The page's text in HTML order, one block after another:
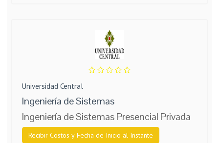
Universidad Central
Ingeniería de Sistemas
Ingeniería de Sistemas Presencial Privada
Recibir Costos y Fecha de Inicio al Instante